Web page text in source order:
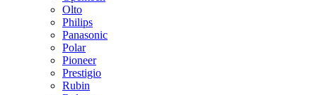
Olto
Philips
Panasonic
Polar
Pioneer
Prestigio
Rubin